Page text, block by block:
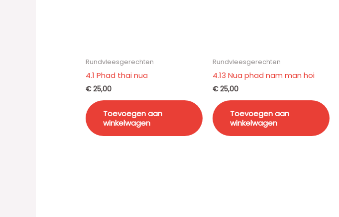
Rundvleesgerechten
4.1 Phad thai nua
€25,00
Toevoegen aan
winkelwagen
Rundvleesgerechten
4.13 Nua phad nam man hoi
€25,00
Toevoegen aan
winkelwagen